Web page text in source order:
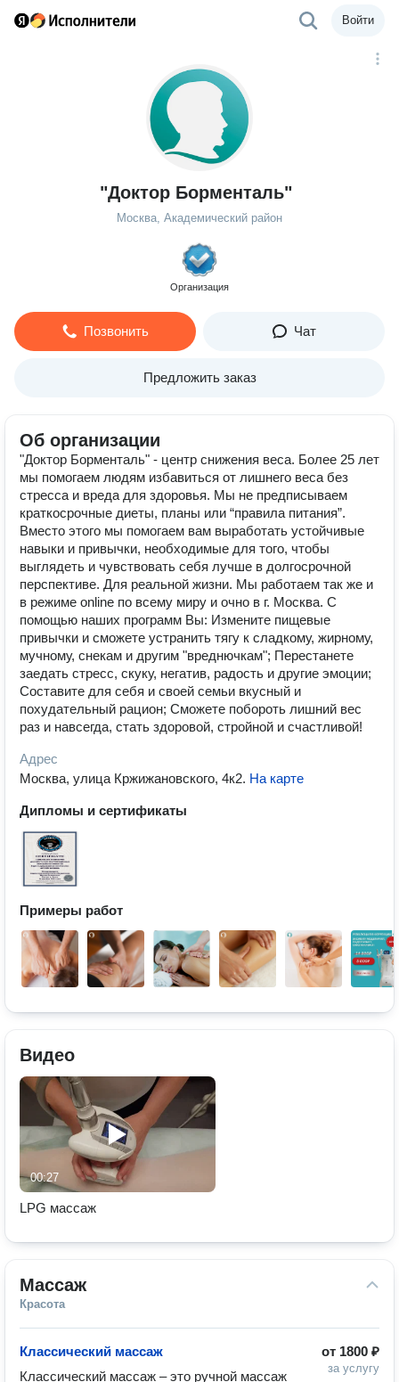
Войти
"Доктор Борменталь"
Москва, Академический район
Организация
Позвонить Чат
Предложить заказ
Об организации
"Доктор Борменталь" - центр снижения веса. Более 25 лет
мы помогаем людям избавиться от лишнего веса без
стресса и вреда для здоровья. Мы не предписываем
краткосрочные диеты, планы или “правила питания”.
Вместо этого мы помогаем вам выработать устойчивые
навыки и привычки, необходимые для того, чтобы
выглядеть и чувствовать себя лучше в долгосрочной
перспективе. Для реальной жизни. Мы работаем так же и
в режиме online по всему миру и очно в г. Москва. С
помощью наших программ Вы: Измените пищевые
привычки и сможете устранить тягу к сладкому, жирному,
мучному, снекам и другим "вреднючкам"; Перестанете
заедать стресс, скуку, негатив, радость и другие эмоции;
Составите для себя и своей семьи вкусный и
похудательный рацион; Сможете побороть лишний вес
раз и навсегда, стать здоровой, стройной и счастливой!
Адрес
Москва, улица Кржижановского, 4к2. На карте
Дипломы и сертификаты
Примеры работ
Видео
00:27
LPG массаж
Массаж
Красота
от 1800 ₽
за услугу
Классический массаж
Классический массаж – это ручной массаж